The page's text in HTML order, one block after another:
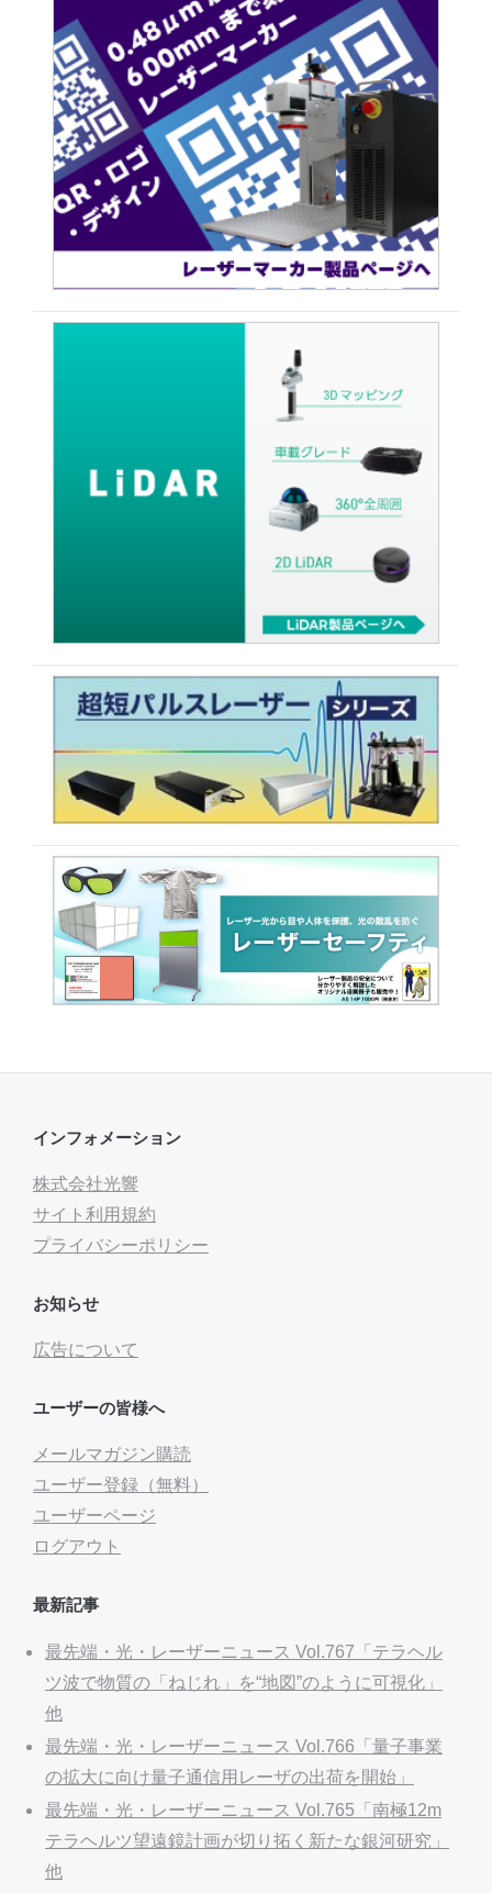
インフォメーション
株式会社光響
サイト利用規約
プライバシーポリシー
お知らせ
広告について
ユーザーの皆様へ
メールマガジン購読
ユーザー登録（無料）
ユーザーページ
ログアウト
最新記事
最先端・光・レーザーニュース Vol.767「テラヘル
ツ波で物質の「ねじれ」を“地図”のように可視化」
他
最先端・光・レーザーニュース Vol.766「量子事業
の拡大に向け量子通信用レーザの出荷を開始」
最先端・光・レーザーニュース Vol.765「南極12m
テラヘルツ望遠鏡計画が切り拓く新たな銀河研究」
他